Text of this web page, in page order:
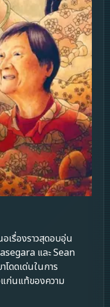
เรื่องราวสุดอบอุ่น
และ Sean
โดดเด่นในการ
ก่นแท้ของความ